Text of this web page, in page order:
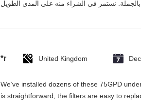
*r United Kingdom
We’ve installed dozens of these 75GPD
is straightforward, the filters are easy to